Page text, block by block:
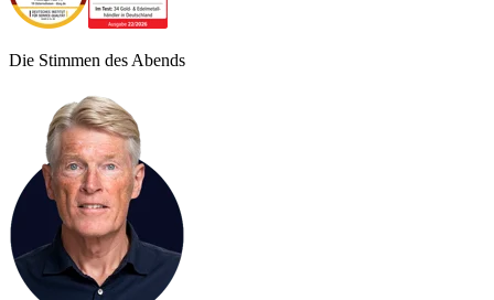
Die Stimmen des Abends